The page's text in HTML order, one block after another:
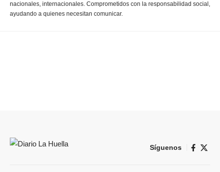
nacionales, internacionales. Comprometidos con la responsabilidad social,
ayudando a quienes necesitan comunicar.
Síguenos